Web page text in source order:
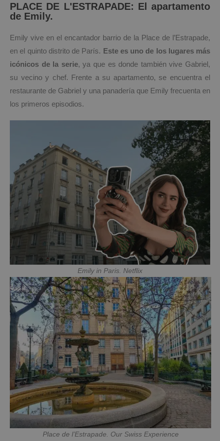
PLACE DE L'ESTRAPADE: El apartamento
de Emily.
Emily vive en el encantador barrio de la Place de l’Estrapade,
en el quinto distrito de París. Este es uno de los lugares más
icónicos de la serie, ya que es donde también vive Gabriel,
su vecino y chef. Frente a su apartamento, se encuentra el
restaurante de Gabriel y una panadería que Emily frecuenta en
los primeros episodios.
Emily in Paris. Netflix
Place de l’Estrapade. Our Swiss Experience